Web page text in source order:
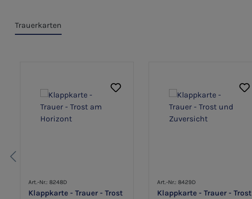
Trauerkarten
Art.-Nr.: 8248D
Klappkarte - Trauer - Trost
Art.-Nr.: 8429D
Klappkarte - Trauer - Trost